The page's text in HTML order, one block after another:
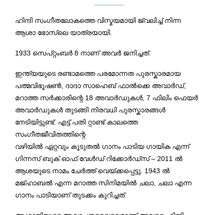
ഹിന്ദി സംഗീതലോകത്തെ വിസ്മയമായി ജ്വലിച്ച് നിന്ന
ആശാ ഭോസ്‌ലെ യാത്രയായി.
1933 സെപ്റ്റംബർ 8 നാണ് അവർ ജനിച്ചത്.
ഇന്ത്യയുടെ രണ്ടാമത്തെ പരമോന്നത പുരസ്കാരമായ
പത്മവിഭൂഷൺ, ദാദാ സാഹെബ് ഫാൽക്കെ അവാർഡ്,
മറാത്ത സർക്കാരിന്റെ 18 അവാർഡുകൾ, 7 ഫിലിം ഫെയർ
അവാർഡുകൾ തുടങ്ങി നിരവധി പുരസ്കാരങ്ങൾ
നേടിയിട്ടുണ്ട്. എട്ട് പതി റ്റാണ്ട് കാലത്തെ
സംഗീതജീവിതത്തിന്റെ
വഴിയിൽ ഏറ്റവും കൂടുതൽ ഗാനം പാടിയ ഗായിക എന്ന്
ഗിന്നസ് ബുക് ഓഫ് വേൾഡ് റിക്കോർഡ്സ് – 2011 ൽ
ആശയുടെ നാമം ചേർത്ത് വെയ്ക്കപ്പെട്ടു. 1943 ൽ
മജ്ഹാബൽ എന്ന മറാത്ത സിനിമയിൽ ചലാ, ചലാ എന്ന
ഗാനം പാടിയാണ് തുടക്കം കുറിച്ചത്.